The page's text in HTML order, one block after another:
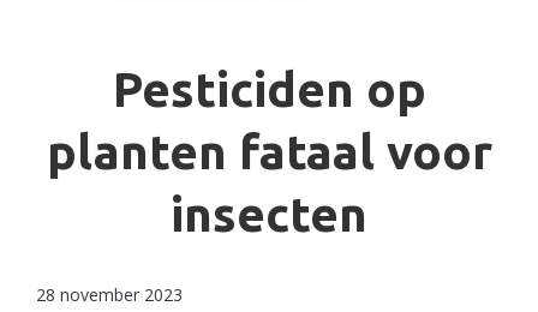
Pesticiden op
planten fataal voor
insecten
28 november 2023